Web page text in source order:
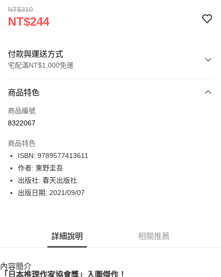
NT$310
NT$244
付款與運送方式
宅配滿NT$1,000免運
icash Pay
信用卡一次付款
LINE Pay
Apple Pay
街口支付
博客來商品配送方式
商品特色
商品編號
8322067
商品特色
ISBN: 9789577413611
作者: 東野圭吾
出版社: 春天出版社
出版日期: 2021/09/07
詳細說明 相關推薦
內容簡介
「日本推理作家協會獎」入圍傑作！